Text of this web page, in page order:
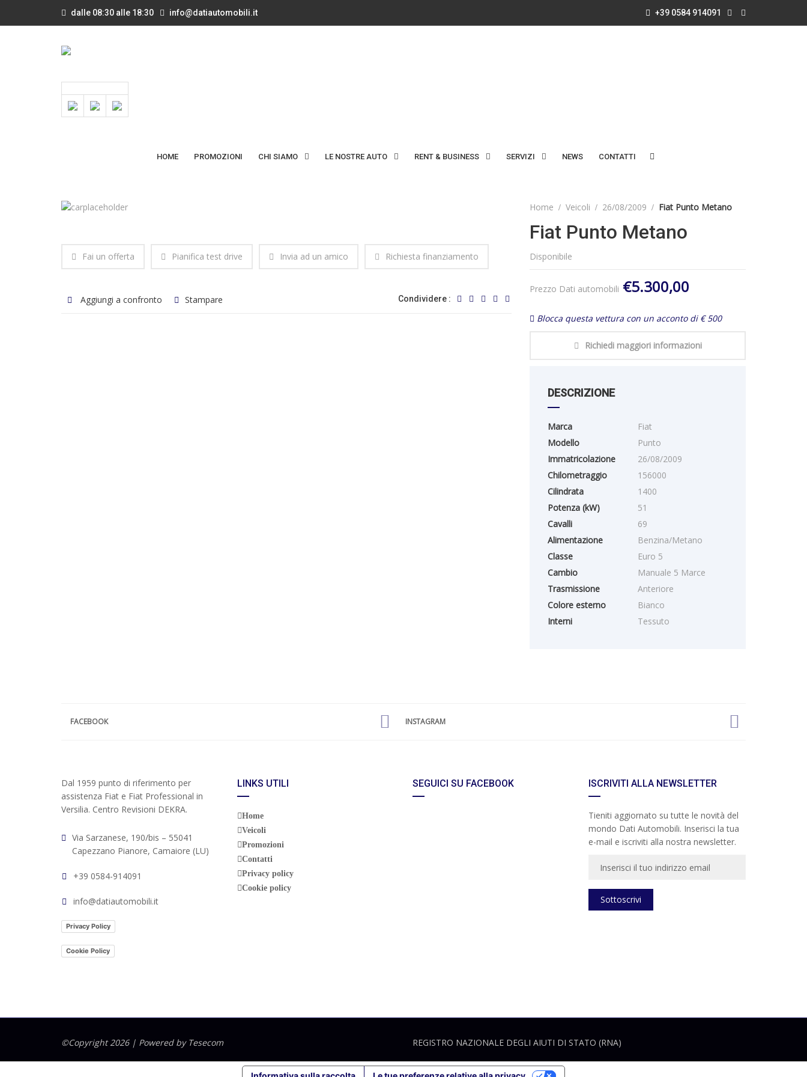
dalle 08:30 alle 18:30 info@datiautomobili.it +39 0584 914091
HOME PROMOZIONI CHI SIAMO LE NOSTRE AUTO RENT & BUSINESS SERVIZI NEWS CONTATTI
Fai un offerta Pianifica test drive Invia ad un amico Richiesta finanziamento
Aggiungi a confronto Stampare Condividere :
Home Veicoli 26/08/2009 Fiat Punto Metano
Fiat Punto Metano
Disponibile
Prezzo Dati automobili €5.300,00
Blocca questa vettura con un acconto di € 500
Richiedi maggiori informazioni
DESCRIZIONE
Marca
Fiat
Modello
Punto
Immatricolazione
26/08/2009
Chilometraggio
156000
Cilindrata
1400
Potenza (kW)
51
Cavalli
69
Alimentazione
Benzina/Metano
Classe
Euro 5
Cambio
Manuale 5 Marce
Trasmissione
Anteriore
Colore esterno
Bianco
Interni
Tessuto
FACEBOOK INSTAGRAM
Dal 1959 punto di riferimento per
assistenza Fiat e Fiat Professional in
Versilia. Centro Revisioni DEKRA.
Via Sarzanese, 190/bis – 55041
Capezzano Pianore, Camaiore (LU)
+39 0584-914091
info@datiautomobili.it
Privacy Policy
Cookie Policy
LINKS UTILI
Home
Veicoli
Promozioni
Contatti
Privacy policy
Cookie policy
SEGUICI SU FACEBOOK ISCRIVITI ALLA NEWSLETTER
Tieniti aggiornato su tutte le novità del
mondo Dati Automobili. Inserisci la tua
e-mail e iscriviti alla nostra newsletter.
Sottoscrivi
©Copyright 2026 | Powered by Tesecom REGISTRO NAZIONALE DEGLI AIUTI DI STATO (RNA)